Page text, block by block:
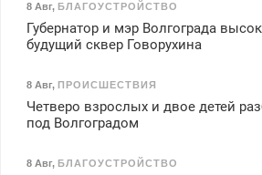
8 Авг, БЛАГОУСТРОЙСТВО
Губернатор и мэр Волгограда
будущий сквер Говорухина
8 Авг, ПРОИСШЕСТВИЯ
Четверо взрослых и двое детей
под Волгоградом
8 Авг, БЛАГОУСТРОЙСТВО